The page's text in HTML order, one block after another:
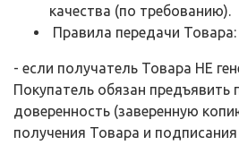
качества (по требованию).
Правила передачи Товара:
- если получатель Товара НЕ
Покупатель обязан предъявить
доверенность (заверенную
получения Товара и